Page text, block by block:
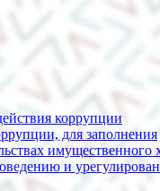
коррупции
для заполнения
имущественного
и